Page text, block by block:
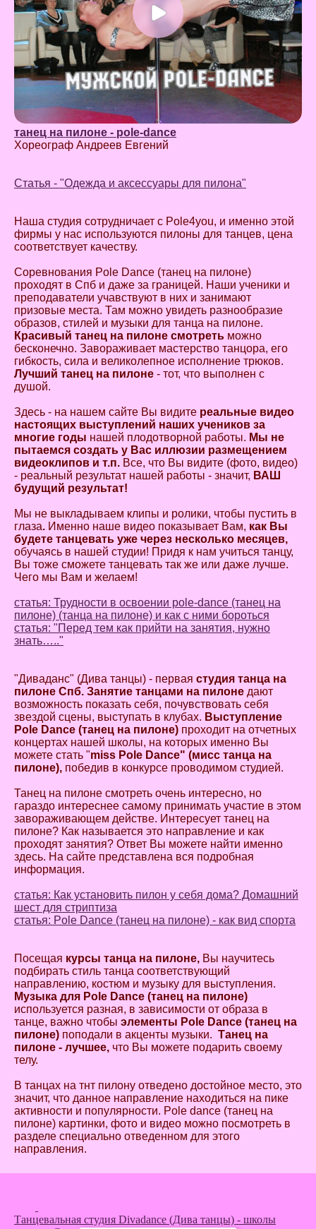
танец на пилоне - pole-dance
Хореограф Андреев Евгений
Статья - "Одежда и аксессуары для пилона"
Наша студия сотрудничает с Pole4you, и именно этой
фирмы у нас используются пилоны для танцев, цена
соответствует качеству.
Соревнования Pole Dance (танец на пилоне)
проходят в Спб и даже за границей. Наши ученики и
преподаватели учавствуют в них и занимают
призовые места. Там можно увидеть разнообразие
образов, стилей и музыки для танца на пилоне.
Красивый танец на пилоне смотреть можно
бесконечно. Завораживает мастерство танцора, его
гибкость, сила и великолепное исполнение трюков.
Лучший танец на пилоне - тот, что выполнен с
душой.
Здесь - на нашем сайте Вы видите реальные видео
настоящих выступлений наших учеников за
многие годы нашей плодотворной работы. Мы не
пытаемся создать у Вас иллюзии размещением
видеоклипов и т.п. Все, что Вы видите (фото, видео)
- реальный результат нашей работы - значит, ВАШ
будущий результат!
Мы не выкладываем клипы и ролики, чтобы пустить в
глаза. Именно наше видео показывает Вам, как Вы
будете танцевать уже через несколько месяцев,
обучаясь в нашей студии! Придя к нам учиться танцу,
Вы тоже сможете танцевать так же или даже лучше.
Чего мы Вам и желаем!
статья: Трудности в освоении pole-dance (танец на
пилоне) (танца на пилоне) и как с ними бороться
статья: "Перед тем как прийти на занятия, нужно
знать….."
"Диваданс" (Дива танцы) - первая студия танца на
пилоне Спб. Занятие танцами на пилоне дают
возможность показать себя, почувствовать себя
звездой сцены, выступать в клубах. Выступление
Pole Dance (танец на пилоне) проходит на отчетных
концертах нашей школы, на которых именно Вы
можете стать "miss Pole Dance" (мисс танца на
пилоне), победив в конкурсе проводимом студией.
Танец на пилоне смотреть очень интересно, но
гараздо интереснее самому принимать участие в этом
завораживающем действе. Интересует танец на
пилоне? Как называется это направление и как
проходят занятия? Ответ Вы можете найти именно
здесь. На сайте представлена вся подробная
информация.
статья: Как установить пилон у себя дома? Домашний
шест для стриптиза
статья: Pole Dance (танец на пилоне) - как вид спорта
Посещая курсы танца на пилоне, Вы научитесь
подбирать стиль танца соответствующий
направлению, костюм и музыку для выступления.
Музыка для Pole Dance (танец на пилоне)
используется разная, в зависимости от образа в
танце, важно чтобы элементы Pole Dance (танец на
пилоне) поподали в акценты музыки. Танец на
пилоне - лучшее, что Вы можете подарить своему
телу.
В танцах на тнт пилону отведено достойное место, это
значит, что данное направление находиться на пике
активности и популярности. Pole dance (танец на
пилоне) картинки, фото и видео можно посмотреть в
разделе специально отведенном для этого
направления.
Танцевальная студия Divadance (Дива танцы) - школы